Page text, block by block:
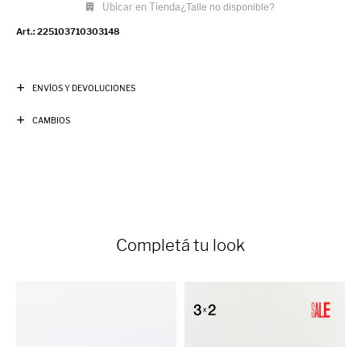
Ubicar en Tienda¿Talle no disponible?
225103710303148
ENVÍOS Y DEVOLUCIONES
CAMBIOS
Completá tu look